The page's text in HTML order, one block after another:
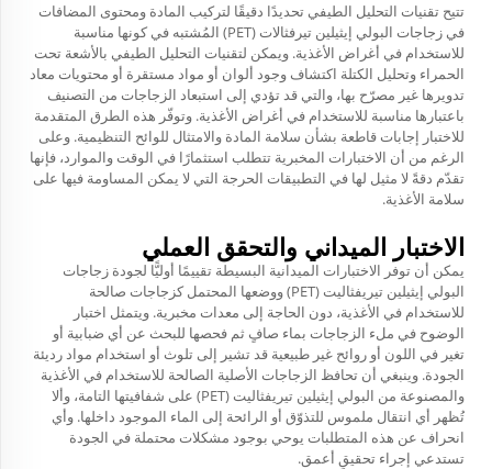
تتيح تقنيات التحليل الطيفي تحديدًا دقيقًا لتركيب المادة ومحتوى المضافات
في زجاجات البولي إيثيلين تيرفثالات (PET) المُشتبه في كونها مناسبة
للاستخدام في أغراض الأغذية. ويمكن لتقنيات التحليل الطيفي بالأشعة تحت
الحمراء وتحليل الكتلة اكتشاف وجود ألوان أو مواد مستقرة أو محتويات معاد
تدويرها غير مصرّح بها، والتي قد تؤدي إلى استبعاد الزجاجات من التصنيف
باعتبارها مناسبة للاستخدام في أغراض الأغذية. وتوفّر هذه الطرق المتقدمة
للاختبار إجابات قاطعة بشأن سلامة المادة والامتثال للوائح التنظيمية. وعلى
الرغم من أن الاختبارات المخبرية تتطلب استثمارًا في الوقت والموارد، فإنها
تقدّم دقةً لا مثيل لها في التطبيقات الحرجة التي لا يمكن المساومة فيها على
سلامة الأغذية.
الاختبار الميداني والتحقق العملي
يمكن أن توفر الاختبارات الميدانية البسيطة تقييمًا أوليًّا لجودة زجاجات
البولي إيثيلين تيريفثاليت (PET) ووضعها المحتمل كزجاجات صالحة
للاستخدام في الأغذية، دون الحاجة إلى معدات مخبرية. ويتمثل اختبار
الوضوح في ملء الزجاجات بماء صافٍ ثم فحصها للبحث عن أي ضبابية أو
تغير في اللون أو روائح غير طبيعية قد تشير إلى تلوث أو استخدام مواد رديئة
الجودة. وينبغي أن تحافظ الزجاجات الأصلية الصالحة للاستخدام في الأغذية
والمصنوعة من البولي إيثيلين تيريفثاليت (PET) على شفافيتها التامة، وألا
تُظهر أي انتقال ملموس للتذوّق أو الرائحة إلى الماء الموجود داخلها. وأي
انحراف عن هذه المتطلبات يوحي بوجود مشكلات محتملة في الجودة
تستدعي إجراء تحقيقٍ أعمق.